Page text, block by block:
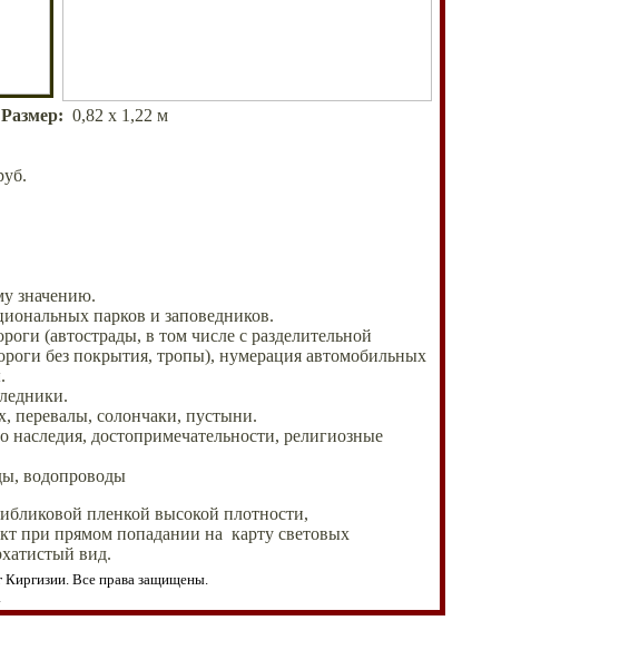
: 0,82 х 1 ,22 м
значению.
парков и заповедников.
(автострады, в том числе с разделительной
без покрытия, тропы), нумерация автомобильных
перевалы, солончаки, пустыни.
наследия, достопримечательности, религиозные
водопроводы
пленкой высокой плотности,
при прямом попадании на карту световых
вид.
Киргизии. Все права защищены.
.